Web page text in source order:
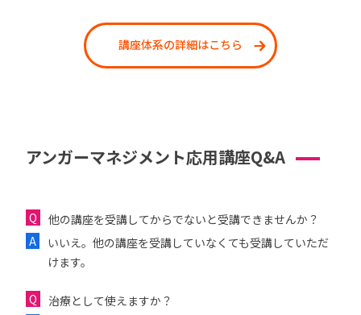
講座体系の詳細はこちら
アンガーマネジメント応用講座Q&A
他の講座を受講してからでないと受講できませんか？
いいえ。他の講座を受講していなくても受講していただ
けます。
治療として使えますか？